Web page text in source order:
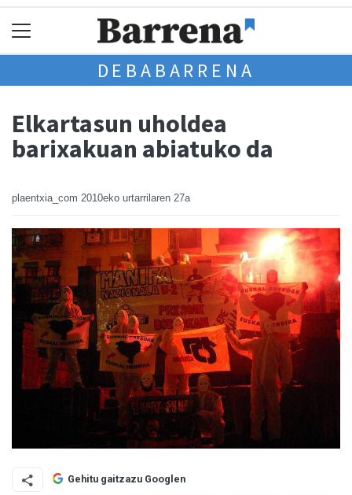
DEBABARRENA
Elkartasun uholdea
barixakuan abiatuko da
plaentxia_com 2010eko urtarrilaren 27a
Gehitu gaitzazu Googlen